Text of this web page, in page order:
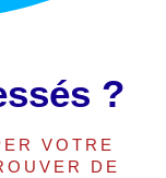
?
VOTRE
DE